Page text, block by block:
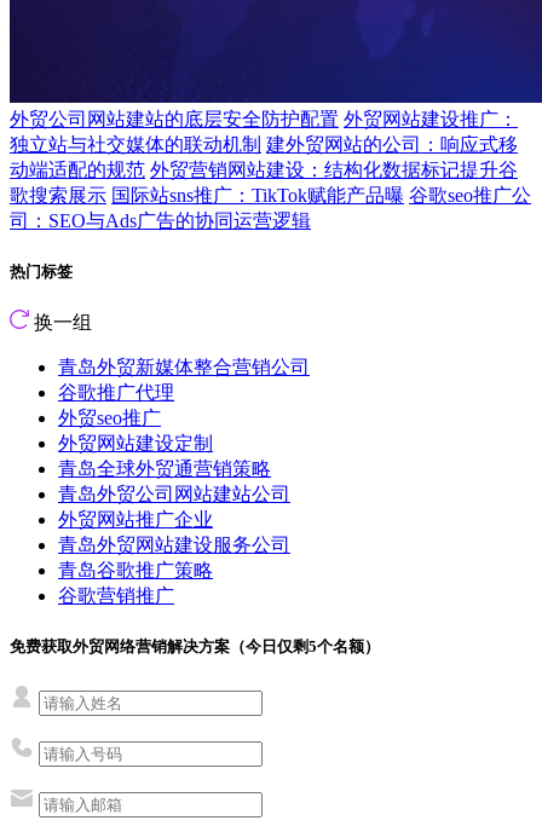
外贸公司网站建站的底层安全防护配置 外贸网站建设推广：
独立站与社交媒体的联动机制 建外贸网站的公司：响应式移
动端适配的规范 外贸营销网站建设：结构化数据标记提升谷
歌搜索展示 国际站sns推广：TikTok赋能产品曝 谷歌seo推广公
司：SEO与Ads广告的协同运营逻辑
热门标签
换一组
青岛外贸新媒体整合营销公司
谷歌推广代理
外贸seo推广
外贸网站建设定制
青岛全球外贸通营销策略
青岛外贸公司网站建站公司
外贸网站推广企业
青岛外贸网站建设服务公司
青岛谷歌推广策略
谷歌营销推广
免费获取外贸网络营销解决方案（今日仅剩5个名额）